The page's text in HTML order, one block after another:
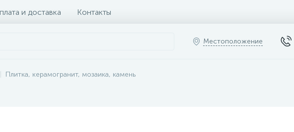
и доставка Контакты
Местоположение
Плитка, керамогранит, мозаика, камень